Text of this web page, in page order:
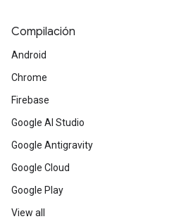
Compilación
Android
Chrome
Firebase
Google AI Studio
Google Antigravity
Google Cloud
Google Play
View all